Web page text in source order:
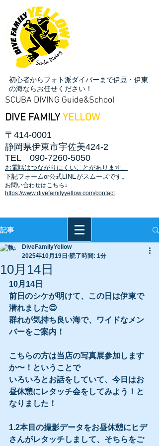
初心者からフォト派ダイバーまで伊豆・伊東
の海ならお任せください！
SCUBA DIVING Guide&School
DIVE FAMILY YELLOW
〒414-0001
静岡県伊東市宇佐美424-2
TEL 090-7260-5050
お電話はつながりにくいことがあります。
​下記フォームor公式LINEがスムーズです。
お問い合わせはこちら↓
https://www.divefamilyyellow.com/contact
記事
10月14日
DiveFamilyYellow
2025年10月19日 読了時間: 1分
10月14日
前日のシケが明けて、この日は伊東で
潜れました😊
群れが気持ち良い海で、ワイドなメン
バーをご案内！
こちらの方は当店の写真展参加します
か〜！ということで
いろいろとお話をしていて、今日はお
昼休憩にレタッチ会をしてみよう！と
なりました！
1.2本目の撮影データをお昼休憩にヒデ
さんがレタッチしまして、そちらをご